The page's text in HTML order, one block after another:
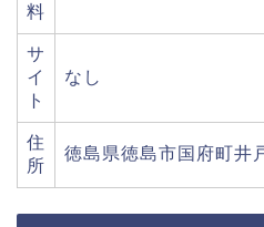
料
サ
イ
ト
なし
住
所
徳島県徳島市国府町井